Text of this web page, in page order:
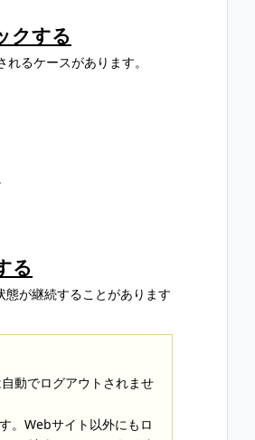
クする
るケースがあります。
る
が継続することがあります
動でログアウトされませ
。Webサイト以外にもロ